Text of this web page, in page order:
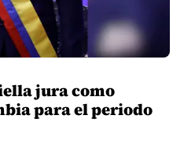
jura como
para el periodo